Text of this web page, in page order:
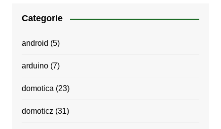
Categorie
android (5)
arduino(7)
domotica (23)
domoticz (31)